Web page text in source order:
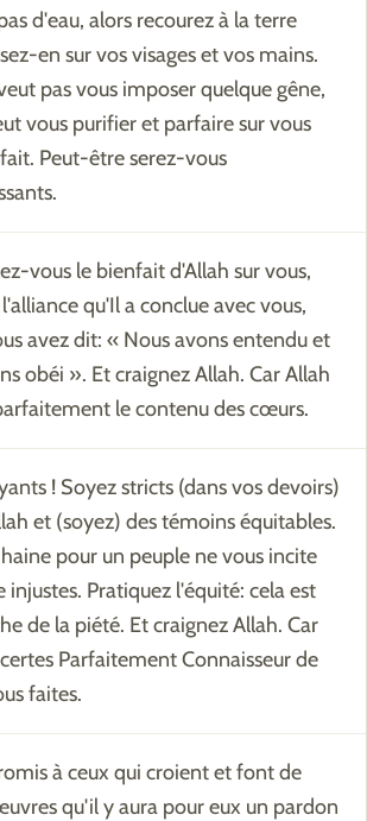
d'eau, alors recourez à la terre
en sur vos visages et vos mains.
pas vous imposer quelque gêne,
vous purifier et parfaire sur vous
Peut-être serez-vous
vous le bienfait d'Allah sur vous,
qu'Il a conclue avec vous,
avez dit: « Nous avons entendu et
obéi ». Et craignez Allah. Car Allah
le contenu des cœurs.
! Soyez stricts (dans vos devoirs)
et (soyez) des témoins équitables.
pour un peuple ne vous incite
injustes. Pratiquez l'équité: cela est
de la piété. Et craignez Allah. Car
Parfaitement Connaisseur de
faites.
à ceux qui croient et font de
qu'il y aura pour eux un pardon